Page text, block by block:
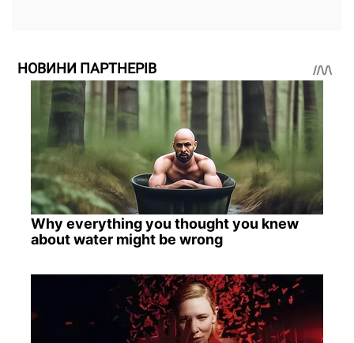
НОВИНИ ПАРТНЕРІВ
Why everything you thought you knew
about water might be wrong